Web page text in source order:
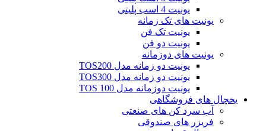
یونیت 4 اسب پلیتی
یونیت های تک زمانه
یونیت تک فن
یونیت دو فن
یونیت های دوزمانه
یونیت دو زمانه مدل TOS200
یونیت دو زمانه مدل TOS300
یونیت دوزمانه مدل TOS 100
یخچال های فروشگاهی
آب سرد کن های صنعتی
فریزر های صندوقی